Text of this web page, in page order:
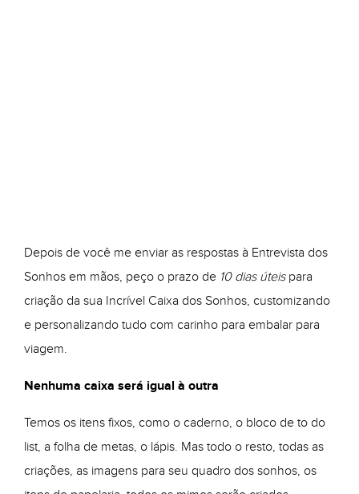
Depois de você me enviar as respostas à Entrevista dos
Sonhos em mãos, peço o prazo de 10 dias úteispara
criação da sua Incrível Caixa dos Sonhos, customizando
e personalizando tudo com carinho para embalar para
viagem.
Nenhuma caixa será igual à outra
Temos os itens fixos, como o caderno, o bloco de to do
list, a folha de metas, o lápis. Mas todo o resto, todas as
criações, as imagens para seu quadro dos sonhos, os